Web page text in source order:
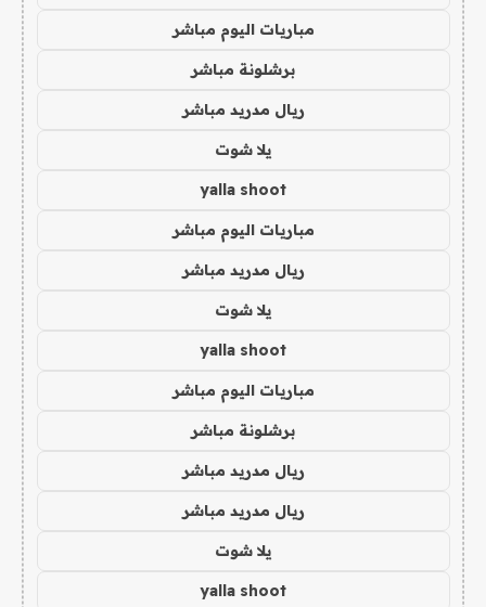
مباريات اليوم مباشر
برشلونة مباشر
ريال مدريد مباشر
يلا شوت
yalla shoot
مباريات اليوم مباشر
ريال مدريد مباشر
يلا شوت
yalla shoot
مباريات اليوم مباشر
برشلونة مباشر
ريال مدريد مباشر
ريال مدريد مباشر
يلا شوت
yalla shoot